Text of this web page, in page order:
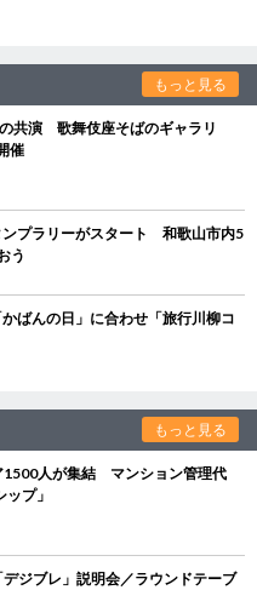
もっと見る
共演 歌舞伎座そばのギャラリ
催
ンプラリーがスタート 和歌山市内5
う
ばんの日」に合わせ「旅行川柳コ
もっと見る
1500人が集結 マンション管理代
プ」
ジブレ」説明会／ラウンドテーブ